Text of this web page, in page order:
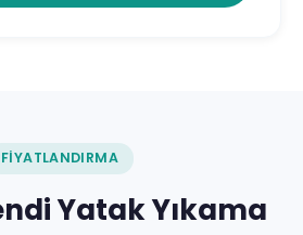
FIYATLANDIRMA
Yatak Yıkama